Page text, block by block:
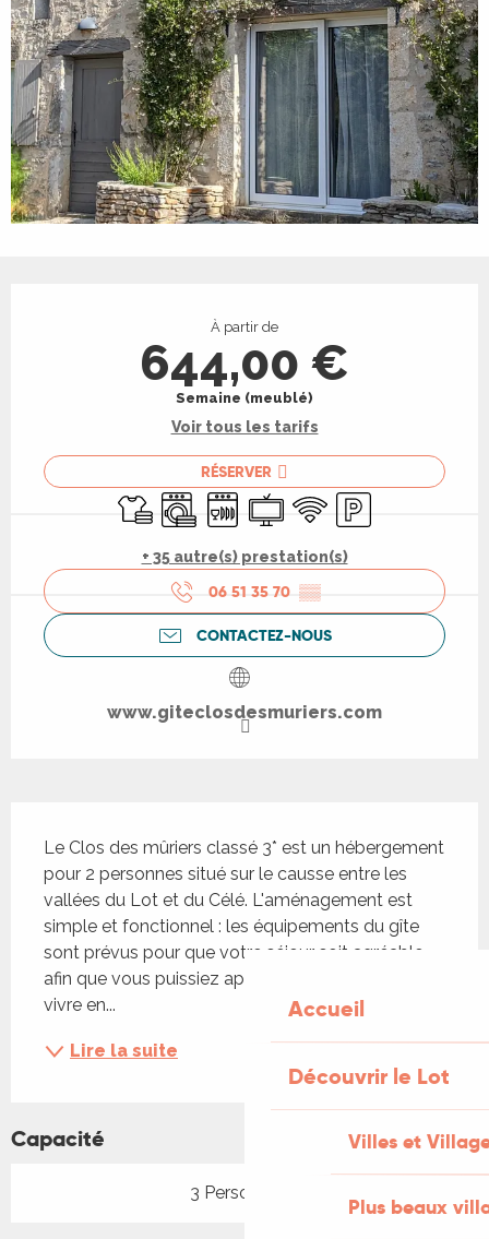
Accueil
Découvrir le Lot
Villes et
Plus beaux
À partir de
644,00 €
Semaine (meublé)
Voir tous les tarifs
RÉSERVER
Draps et linge
Lave lingeLave vaisselle
Télévision
WiFi Parking
+ 35 autre(s) prestation(s)
06 51 35 70 ▒▒
CONTACTEZ-NOUS
www.giteclosdesmuriers.com
Le Clos des mûriers classé 3* est un hébergement
pour 2 personnes situé sur le causse entre les
vallées du Lot et du Célé. L'aménagement est
simple et fonctionnel : les équipements du gîte
sont prévus pour que votre séjour soit agréable
afin que vous puissiez apprécier la douceur de
vivre en...
Lire la suite
Capacité
3 Personne(s)